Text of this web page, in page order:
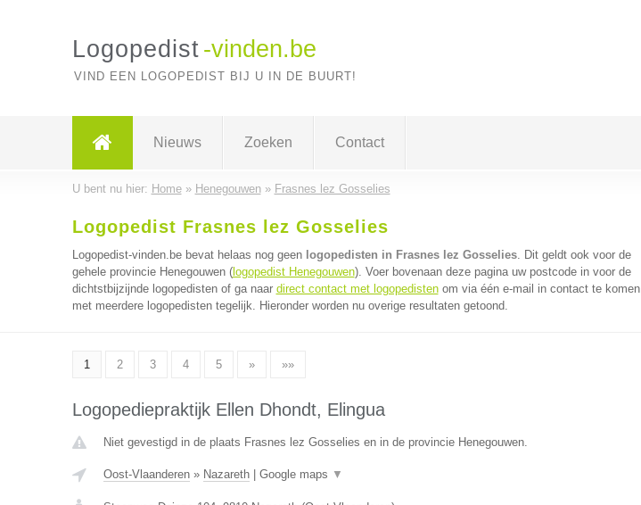
Logopedist -vinden.be
VIND EEN LOGOPEDIST BIJ U IN DE BUURT!
Nieuws Zoeken Contact
U bent nu hier: Home» Henegouwen» Frasnes lez Gosselies
Logopedist Frasnes lez Gosselies
Logopedist-vinden.be bevat helaas nog geen logopedisten in Frasnes lez Gosselies. Dit geldt ook voor de
gehele provincie Henegouwen (logopedist Henegouwen). Voer bovenaan deze pagina uw postcode in voor de
dichtstbijzijnde logopedisten of ga naar direct contact met logopedistenom via één e-mail in contact te komen
met meerdere logopedisten tegelijk. Hieronder worden nu overige resultaten getoond.
1 2 3 4 5 » »»
Logopediepraktijk Ellen Dhondt, Elingua
Niet gevestigd in de plaats Frasnes lez Gosselies en in de provincie Henegouwen.
Oost-Vlaanderen» Nazareth| Google maps ▼